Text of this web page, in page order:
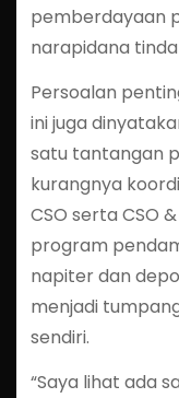
pemberdayaan
narapidana
Persoalan
ini juga
satu tantangan
kurangnya
CSO serta CSO
program
napiter dan
menjadi
sendiri.
“Saya lihat ada